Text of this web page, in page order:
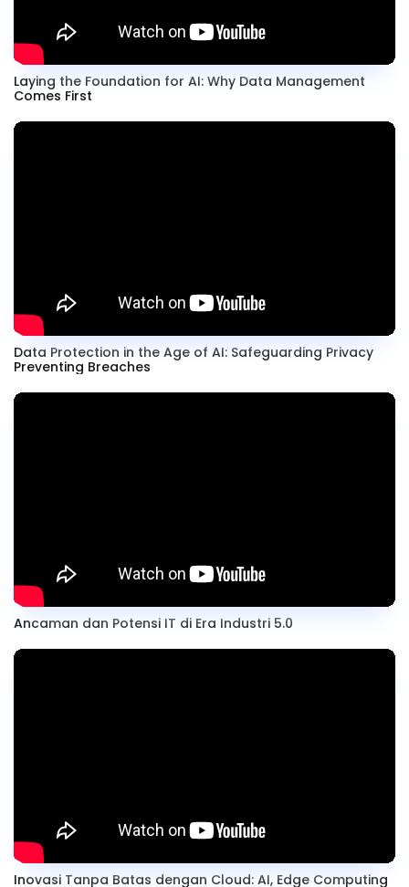
Laying the Foundation for AI: Why Data Management
Comes First
Data Protection in the Age of AI: Safeguarding Privacy
Preventing Breaches
Ancaman dan Potensi IT di Era Industri 5.0
Inovasi Tanpa Batas dengan Cloud: AI, Edge Computing